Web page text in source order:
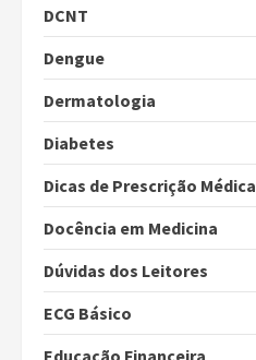
DCNT
Dengue
Dermatologia
Diabetes
Dicas de Prescrição Médica
Docência em Medicina
Dúvidas dos Leitores
ECG Básico